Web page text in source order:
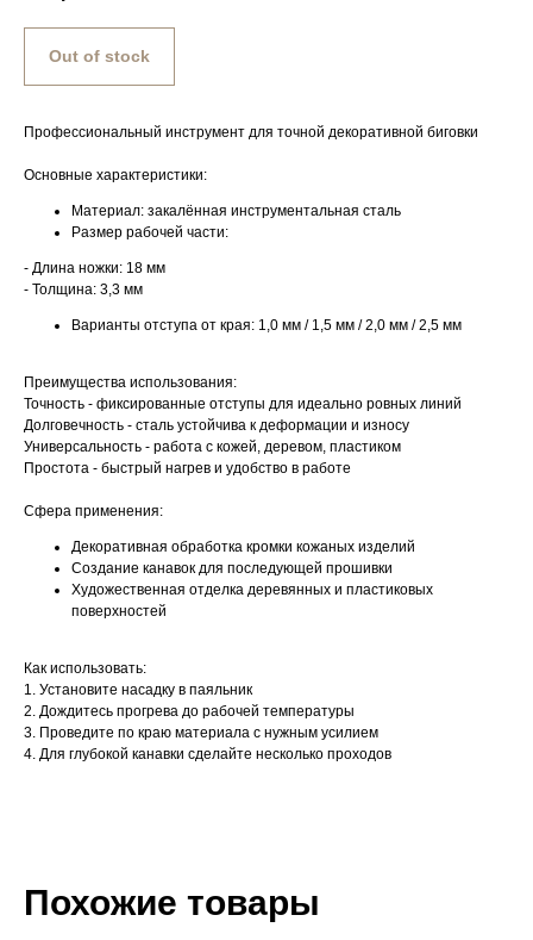
Out of stock
Профессиональный инструмент для точной декоративной биговки
Основные характеристики:
Материал: закалённая инструментальная сталь
Размер рабочей части:
- Длина ножки: 18 мм
- Толщина: 3,3 мм
Варианты отступа от края: 1,0 мм / 1,5 мм / 2,0 мм / 2,5 мм
Преимущества использования:
Точность - фиксированные отступы для идеально ровных линий
Долговечность - сталь устойчива к деформации и износу
Универсальность - работа с кожей, деревом, пластиком
Простота - быстрый нагрев и удобство в работе
Сфера применения:
Декоративная обработка кромки кожаных изделий
Создание канавок для последующей прошивки
Художественная отделка деревянных и пластиковых
поверхностей
Как использовать:
1. Установите насадку в паяльник
2. Дождитесь прогрева до рабочей температуры
3. Проведите по краю материала с нужным усилием
4. Для глубокой канавки сделайте несколько проходов
Похожие товары